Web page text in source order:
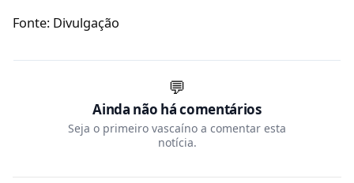
Fonte: Divulgação
💬
Ainda não há comentários
Seja o primeiro vascaíno a comentar esta
notícia.